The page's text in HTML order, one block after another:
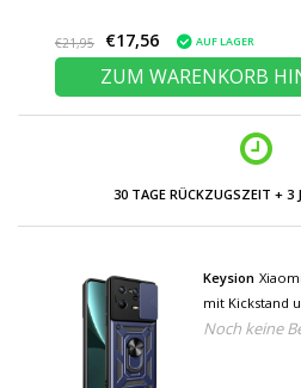
€21,95 €17,56 AUF LAGER
ZUM WARENKORB
30 TAGE RÜCKZUGSZEIT + 3
Keysion
mit Kickstand
Grip Cover
Noch keine